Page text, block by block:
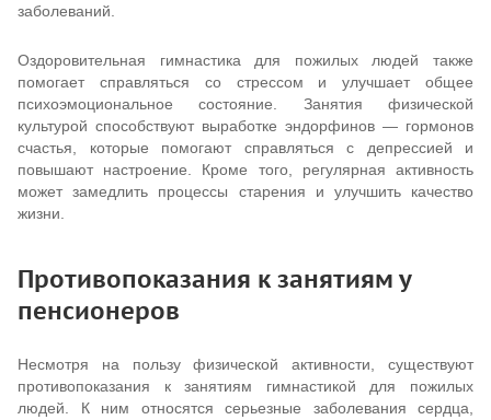
заболеваний.
Оздоровительная гимнастика для пожилых людей также
помогает справляться со стрессом и улучшает общее
психоэмоциональное состояние. Занятия физической
культурой способствуют выработке эндорфинов — гормонов
счастья, которые помогают справляться с депрессией и
повышают настроение. Кроме того, регулярная активность
может замедлить процессы старения и улучшить качество
жизни.
Противопоказания к занятиям у
пенсионеров
Несмотря на пользу физической активности, существуют
противопоказания к занятиям гимнастикой для пожилых
людей. К ним относятся серьезные заболевания сердца,